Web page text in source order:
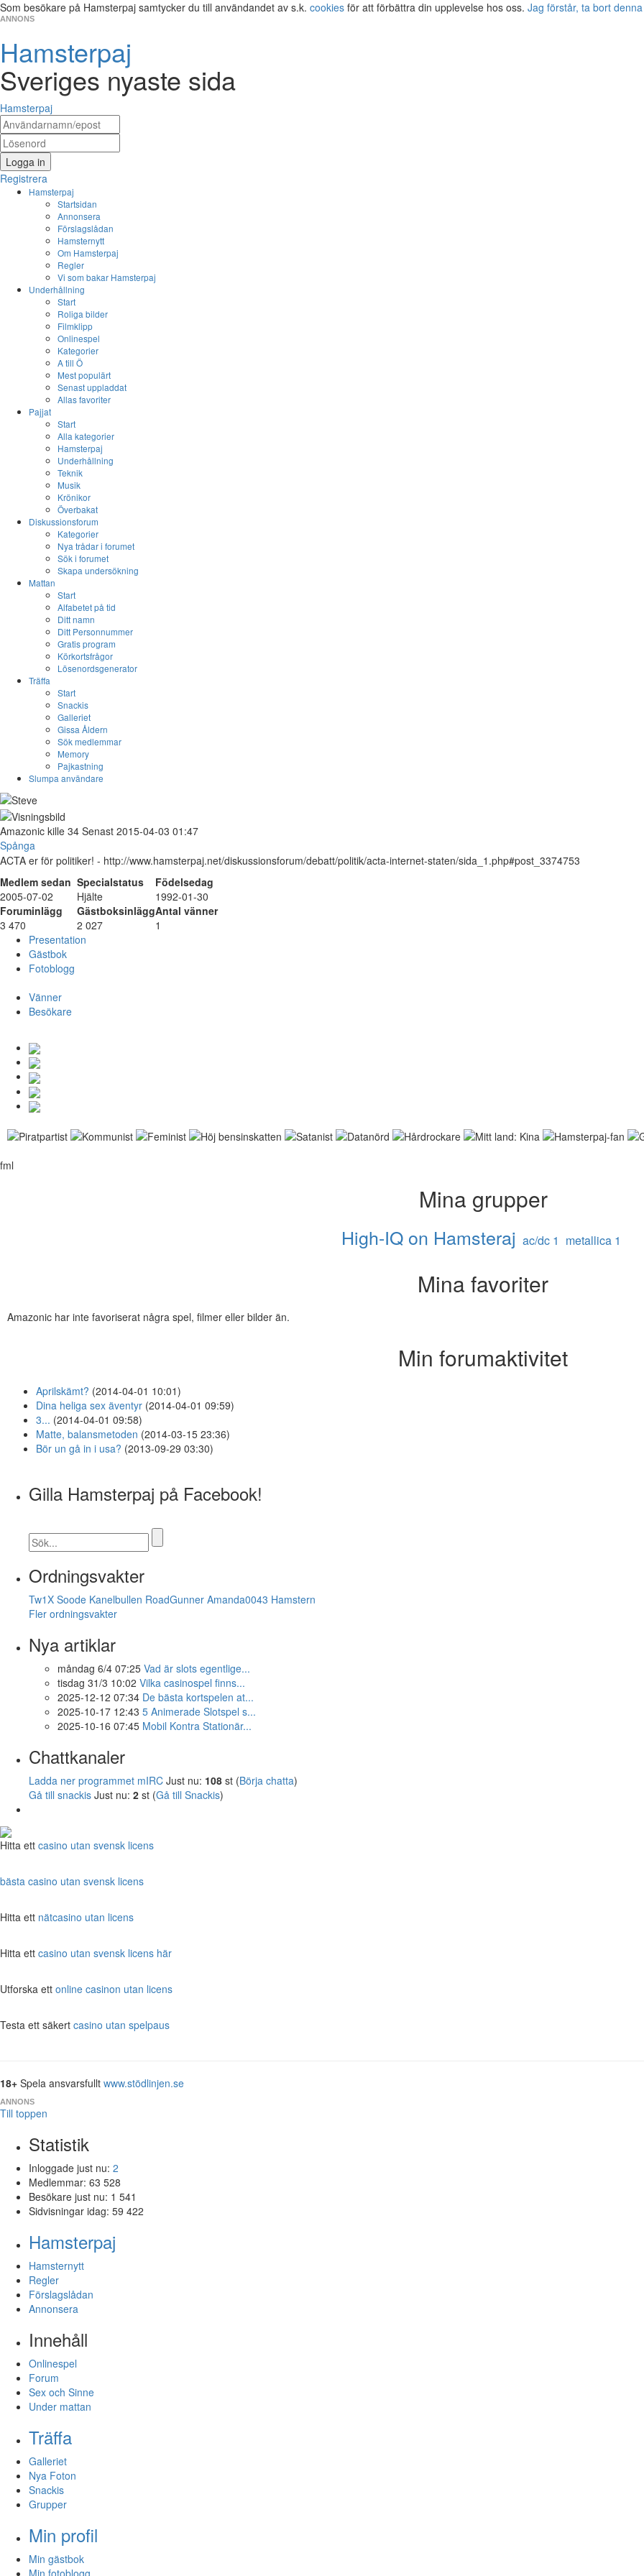
Som besökare på Hamsterpaj samtycker du till användandet av s.k. cookies för att förbättra din upplevelse hos oss. Jag förstår, ta bort
ANNONS
Hamsterpaj
Sveriges nyaste sida
Hamsterpaj
Logga in
Registrera
Hamsterpaj
Startsidan
Annonsera
Förslagslådan
Hamsternytt
Om Hamsterpaj
Regler
Vi som bakar Hamsterpaj
Underhållning
Start
Roliga bilder
Filmklipp
Onlinespel
Kategorier
A till Ö
Mest populärt
Senast uppladdat
Allas favoriter
Pajjat
Start
Alla kategorier
Hamsterpaj
Underhållning
Teknik
Musik
Krönikor
Överbakat
Diskussionsforum
Kategorier
Nya trådar i forumet
Sök i forumet
Skapa undersökning
Mattan
Start
Alfabetet på tid
Ditt namn
Ditt Personnummer
Gratis program
Körkortsfrågor
Lösenordsgenerator
Träffa
Start
Snackis
Galleriet
Gissa Åldern
Sök medlemmar
Memory
Pajkastning
Slumpa användare
Amazonic kille 34 Senast 2015-04-03 01:47
Spånga
ACTA er för politiker! - http://www.hamsterpaj.net/diskussionsforum/debatt/politik/acta-internet-staten/sida_1.php#post_3374753
Medlem sedan Specialstatus
Födelsedag
2005-07-02
Hjälte
1992-01-30
Foruminlägg
GästboksinläggAntal vänner
3 470
2 027
1
Presentation
Gästbok
Fotoblogg
Vänner
Besökare
fml
Mina grupper
High-IQ on Hamsteraj ac/dc 1 metallica 1
Mina favoriter
Amazonic har inte favoriserat några spel, filmer eller bilder än.
Min forumaktivitet
Aprilskämt? (2014-04-01 10:01)
Dina heliga sex äventyr (2014-04-01 09:59)
3... (2014-04-01 09:58)
Matte, balansmetoden (2014-03-15 23:36)
Bör un gå in i usa? (2013-09-29 03:30)
Gilla Hamsterpaj på Facebook!
Ordningsvakter
Tw1X Soode Kanelbullen RoadGunner Amanda0043 Hamstern
Fler ordningsvakter
Nya artiklar
måndag 6/4 07:25 Vad är slots egentlige...
tisdag 31/3 10:02 Vilka casinospel finns...
2025-12-12 07:34 De bästa kortspelen at...
2025-10-17 12:43 5 Animerade Slotspel s...
2025-10-16 07:45 Mobil Kontra Stationär...
Chattkanaler
Ladda ner programmet mIRC Just nu: 108 st (Börja chatta)
Gå till snackis Just nu: 2 st (Gå till Snackis)
Hitta ett casino utan svensk licens
bästa casino utan svensk licens
Hitta ett nätcasino utan licens
Hitta ett casino utan svensk licens här
Utforska ett online casinon utan licens
Testa ett säkert casino utan spelpaus
18+ Spela ansvarsfullt www.stödlinjen.se
ANNONS
Till toppen
Statistik
Inloggade just nu: 2
Medlemmar: 63 528
Besökare just nu: 1 541
Sidvisningar idag: 59 422
Hamsterpaj
Hamsternytt
Regler
Förslagslådan
Annonsera
Innehåll
Onlinespel
Forum
Sex och Sinne
Under mattan
Träffa
Galleriet
Nya Foton
Snackis
Grupper
Min profil
Min gästbok
Min fotoblogg